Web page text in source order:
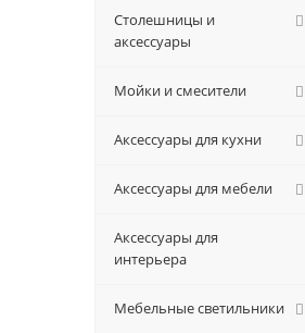
Столешницы и
аксессуары
Мойки и смесители
Аксессуары для кухни
Аксессуары для мебели
Аксессуары для
интерьера
Мебельные светильники